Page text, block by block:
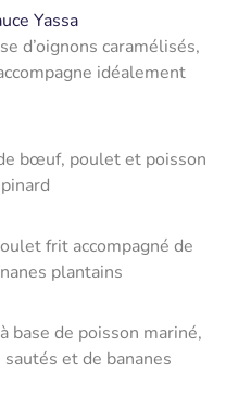
Yassa
d’oignons caramélisés,
idéalement
bœuf, poulet et poisson
frit accompagné de
plantains
base de poisson mariné,
et de bananes